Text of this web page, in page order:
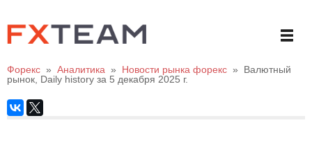
Форекс » Аналитика » Новости рынка форекс »
Валютный
рынок, Daily history за 5 декабря 2025 г.